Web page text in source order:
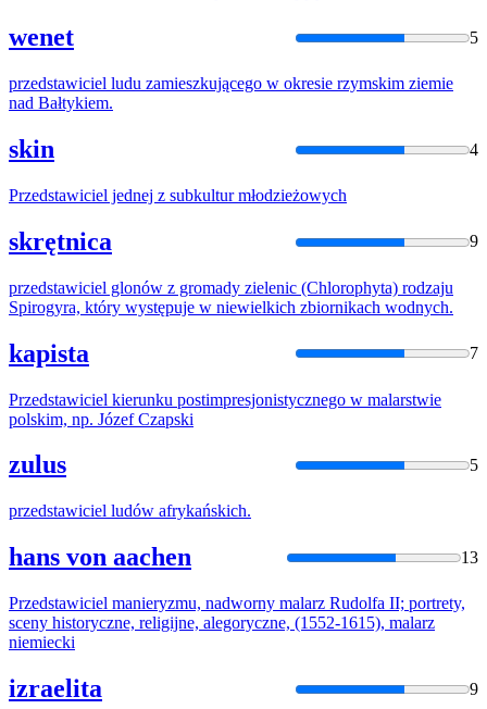
wenet 5
przedstawiciel ludu zamieszkującego w okresie rzymskim ziemie
nad Bałtykiem.
skin 4
Przedstawiciel jednej z subkultur młodzieżowych
skrętnica 9
przedstawiciel glonów z gromady zielenic (Chlorophyta) rodzaju
Spirogyra, który występuje w niewielkich zbiornikach wodnych.
kapista 7
Przedstawiciel kierunku postimpresjonistycznego w malarstwie
polskim, np. Józef Czapski
zulus 5
przedstawiciel ludów afrykańskich.
hans von aachen 13
Przedstawiciel manieryzmu, nadworny malarz Rudolfa II; portrety,
sceny historyczne, religijne, alegoryczne, (1552-1615), malarz
niemiecki
izraelita 9